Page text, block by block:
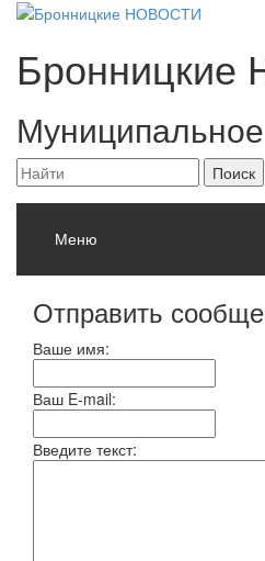
Бронницкие
Меню
Отправить
Ваше имя:
Ваш E-mail:
Введите текст: